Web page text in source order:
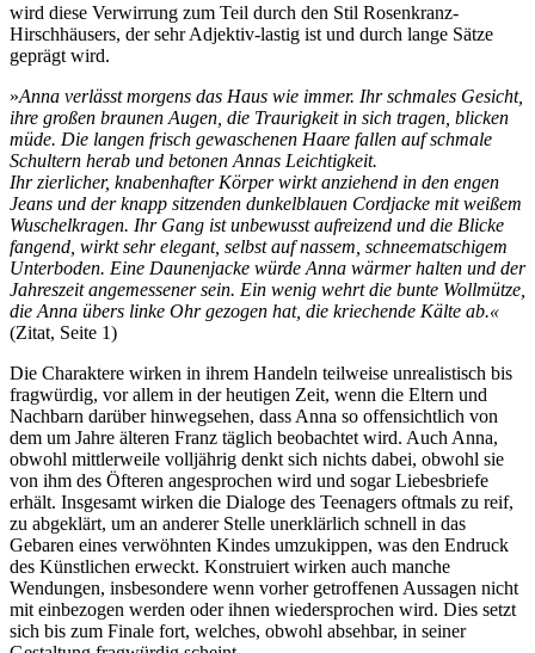
wird diese Verwirrung zum Teil durch den Stil Rosenkranz-
Hirschhäusers, der sehr Adjektiv-lastig ist und durch lange Sätze
geprägt wird.
»Anna verlässt morgens das Haus wie immer. Ihr schmales Gesicht,
ihre großen braunen Augen, die Traurigkeit in sich tragen, blicken
müde. Die langen frisch gewaschenen Haare fallen auf schmale
Schultern herab und betonen Annas Leichtigkeit.
Ihr zierlicher, knabenhafter Körper wirkt anziehend in den engen
Jeans und der knapp sitzenden dunkelblauen Cordjacke mit weißem
Wuschelkragen. Ihr Gang ist unbewusst aufreizend und die Blicke
fangend, wirkt sehr elegant, selbst auf nassem, schneematschigem
Unterboden. Eine Daunenjacke würde Anna wärmer halten und der
Jahreszeit angemessener sein. Ein wenig wehrt die bunte Wollmütze,
die Anna übers linke Ohr gezogen hat, die kriechende Kälte ab.«
(Zitat, Seite 1)
Die Charaktere wirken in ihrem Handeln teilweise unrealistisch bis
fragwürdig, vor allem in der heutigen Zeit, wenn die Eltern und
Nachbarn darüber hinwegsehen, dass Anna so offensichtlich von
dem um Jahre älteren Franz täglich beobachtet wird. Auch Anna,
obwohl mittlerweile volljährig denkt sich nichts dabei, obwohl sie
von ihm des Öfteren angesprochen wird und sogar Liebesbriefe
erhält. Insgesamt wirken die Dialoge des Teenagers oftmals zu reif,
zu abgeklärt, um an anderer Stelle unerklärlich schnell in das
Gebaren eines verwöhnten Kindes umzukippen, was den Endruck
des Künstlichen erweckt. Konstruiert wirken auch manche
Wendungen, insbesondere wenn vorher getroffenen Aussagen nicht
mit einbezogen werden oder ihnen wiedersprochen wird. Dies setzt
sich bis zum Finale fort, welches, obwohl absehbar, in seiner